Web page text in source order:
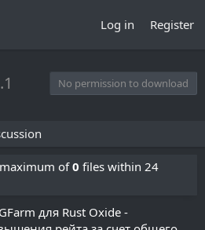
Log in Register
No permission to download
of0 files within 24
для Rust Oxide -